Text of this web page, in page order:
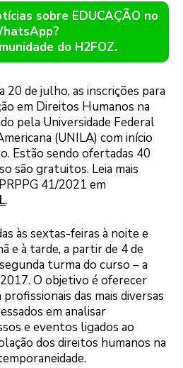
sobre EDUCAÇÃO no
do H2FOZ.
20 de julho, as inscrições para
em Direitos Humanos na
pela Universidade Federal
(UNILA) com início
Estão sendo ofertadas 40
são gratuitos. Leia mais
41/2021 em
.
às sextas-feiras à noite e
e à tarde, a partir de 4 de
turma do curso – a
O objetivo é oferecer
das mais diversas
em analisar
e eventos ligados ao
dos direitos humanos na